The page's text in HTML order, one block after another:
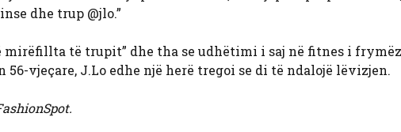
dhe trup @jlo.”
mirëfillta të trupit” dhe tha se udhëtimi i saj në fitnes i
vjeçare, J.Lo edhe një herë tregoi se di të ndalojë lëvizjen.